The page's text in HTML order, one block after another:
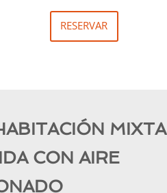
RESERVAR
MIXTA
CON AIRE